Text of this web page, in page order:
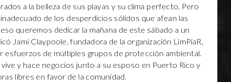
a la belleza de sus playas y su clima perfecto. Pero
de los desperdicios sólidos que afean las
queremos dedicar la mañana de este sábado a un
Jami Claypoole, fundadora de la organización LimPiaR,
esfuerzos de múltiples grupos de protección ambiental.
y hace negocios junto a su esposo en Puerto Rico y
libres en favor de la comunidad.